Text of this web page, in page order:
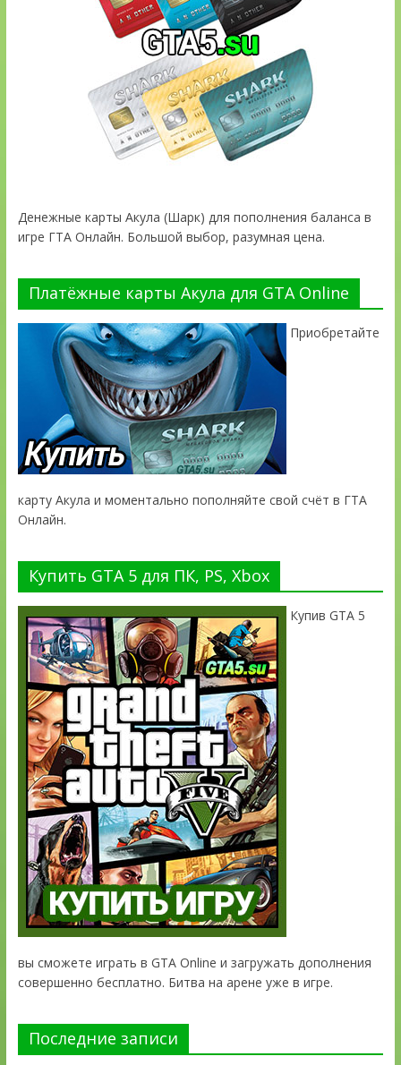
Денежные карты Акула (Шарк) для пополнения баланса в
игре ГТА Онлайн. Большой выбор, разумная цена.
Платёжные карты Акула для GTA Online
Приобретайте
карту Акула и моментально пополняйте свой счёт в ГТА
Онлайн.
Купить GTA 5 для ПК, PS, Xbox
Купив GTA 5
вы сможете играть в GTA Online и загружать дополнения
совершенно бесплатно. Битва на арене уже в игре.
Последние записи